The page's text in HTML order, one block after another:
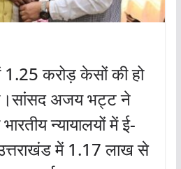
करोड़ केसों की हो
अजय भट्ट ने
न्यायालयों में ई-
उत्तराखंड में 1.17 लाख से